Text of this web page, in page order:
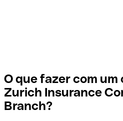
O que fazer com um
Zurich Insurance
Branch?